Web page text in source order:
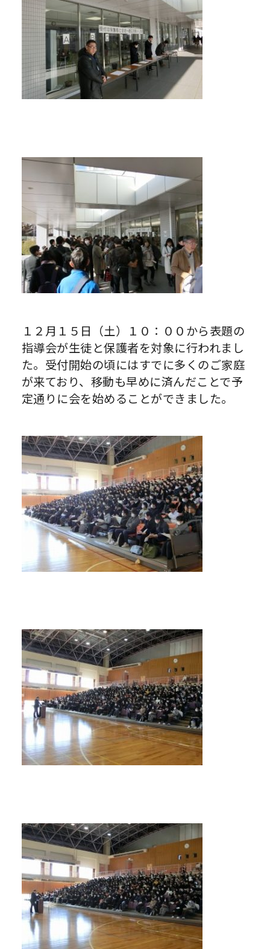
１２月１５日（土）１０：００から表題の
指導会が生徒と保護者を対象に行われまし
た。受付開始の頃にはすでに多くのご家庭
が来ており、移動も早めに済んだことで予
定通りに会を始めることができました。